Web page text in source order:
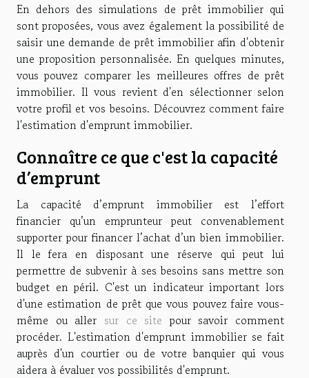
En dehors des simulations de prêt immobilier qui
sont proposées, vous avez également la possibilité de
saisir une demande de prêt immobilier afin d'obtenir
une proposition personnalisée. En quelques minutes,
vous pouvez comparer les meilleures offres de prêt
immobilier. Il vous revient d'en sélectionner selon
votre profil et vos besoins. Découvrez comment faire
l'estimation d'emprunt immobilier.
Connaître ce que c'est la capacité
d’emprunt
La capacité d’emprunt immobilier est l’effort
financier qu’un emprunteur peut convenablement
supporter pour financer l’achat d’un bien immobilier.
Il le fera en disposant une réserve qui peut lui
permettre de subvenir à ses besoins sans mettre son
budget en péril. C'est un indicateur important lors
d'une estimation de prêt que vous pouvez faire vous-
même ou aller sur ce site pour savoir comment
procéder. L'estimation d'emprunt immobilier se fait
auprès d'un courtier ou de votre banquier qui vous
aidera à évaluer vos possibilités d'emprunt.